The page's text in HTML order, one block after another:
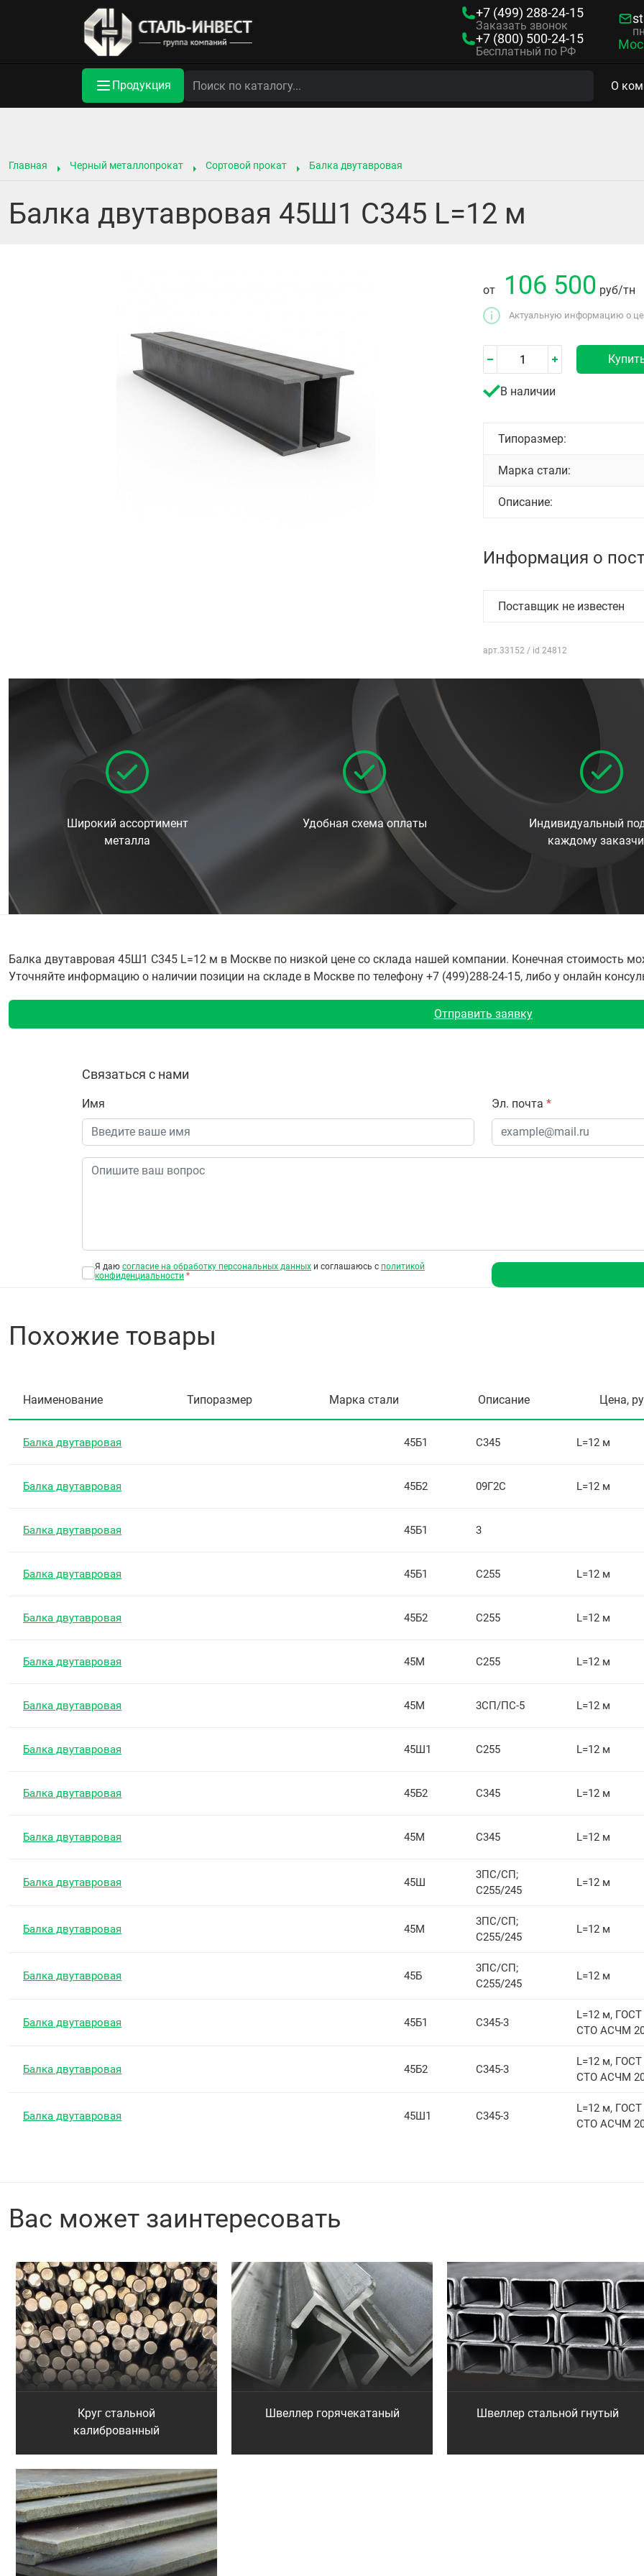
+7 (499) 288-24-15
Заказать звонок
+7 (800) 500-24-15
Бесплатный по РФ
Продукция О
Главная Черный металлопрокат Сортовой прокат Балка двутавровая
Балка двутавровая 45Ш1 С345 L=12 м
от 106 500 руб/тн
Актуальную информацию о
В наличии
Типоразмер:
Марка стали:
Описание:
Информация о
Поставщик не известен
арт.33152 / id 24812
Широкий ассортимент
металла
Удобная схема оплаты
Индивидуальный
каждому
Балка двутавровая 45Ш1 С345 L=12 м в Москве по низкой цене со склада нашей компании. Конечная стоимость
Уточняйте информацию о наличии позиции на складе в Москве по телефону +7 (499)288-24-15, либо у онлайн
Отправить заявку
Связаться с нами
Имя Эл. почта *
Я даю согласие на обработку персональных данных и соглашаюсь с политикой
конфиденциальности *
Похожие товары
Наименование Типоразмер Марка стали Описание Цена,
Балка двутавровая 45Б1 С345 L=12 м
Балка двутавровая 45Б2 09Г2С L=12 м
Балка двутавровая 45Б1 3
Балка двутавровая 45Б1 С255 L=12 м
Балка двутавровая 45Б2 С255 L=12 м
Балка двутавровая 45М С255 L=12 м
Балка двутавровая 45М 3СП/ПС-5 L=12 м
Балка двутавровая 45Ш1 С255 L=12 м
Балка двутавровая 45Б2 С345 L=12 м
Балка двутавровая 45М С345 L=12 м
Балка двутавровая 45Ш
3ПС/СП;
С255/245
L=12 м
Балка двутавровая 45М
3ПС/СП;
С255/245
L=12 м
Балка двутавровая 45Б
3ПС/СП;
С255/245
L=12 м
Балка двутавровая 45Б1 С345-3
L=12 м, ГОСТ
СТО АСЧМ
Балка двутавровая 45Б2 С345-3
L=12 м, ГОСТ
СТО АСЧМ
Балка двутавровая 45Ш1 С345-3
L=12 м, ГОСТ
СТО АСЧМ
Вас может заинтересовать
Круг стальной
калиброванный
Швеллер горячекатаный Швеллер стальной гнутый